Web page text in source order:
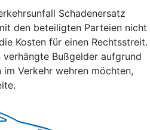
Schadenersatz
den beteiligten Parteien nicht
Kosten für einen Rechtsstreit.
Bußgelder aufgrund
Verkehr wehren möchten,